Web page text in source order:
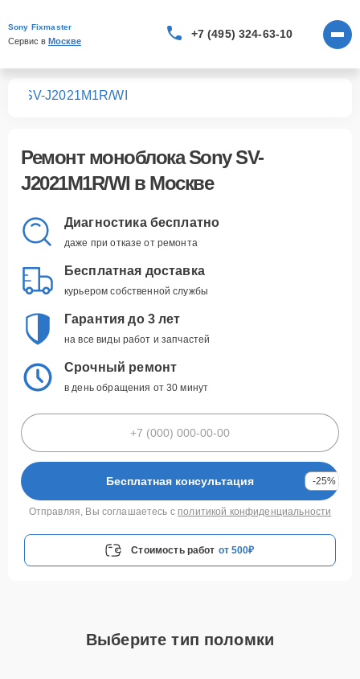
Sony Fixmaster
Сервис в Москве
+7 (495) 324-63-10
SV-J2021M1R/WI
Ремонт моноблока Sony SV-
J2021M1R/WI в Москве
Диагностика бесплатно
даже при отказе от ремонта
Бесплатная доставка
курьером собственной службы
Гарантия до 3 лет
на все виды работ и запчастей
Срочный ремонт
в день обращения от 30 минут
Бесплатная консультация -25%
Отправляя, Вы соглашаетесь с политикой конфиденциальности
Стоимость работ от 500₽
Выберите тип поломки